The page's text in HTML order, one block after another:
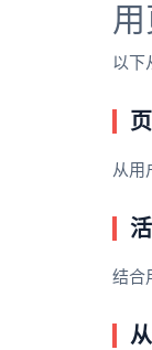
以下
从用
结合